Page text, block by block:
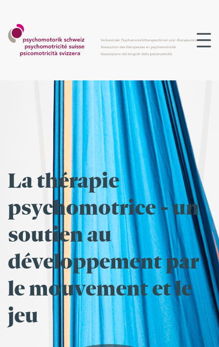
La thérapie
psychomotrice - un
soutien au
développement par
le mouvement et le
jeu